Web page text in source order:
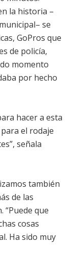
la historia –
se
GoPros que
de policía,
momento
por hecho
hacer a esta
el rodaje
señala
también
de las
“Puede que
cosas
Ha sido muy